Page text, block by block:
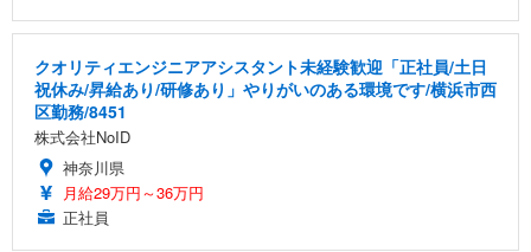
クオリティエンジニアアシスタント未経験歓迎「正社員/土日
祝休み/昇給あり/研修あり」やりがいのある環境です/横浜市西
区勤務/8451
株式会社NoID
神奈川県
月給29万円～36万円
正社員